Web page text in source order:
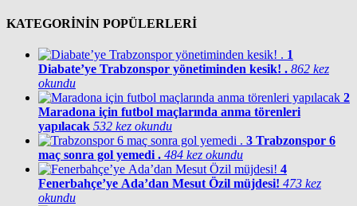
KATEGORİNİN POPÜLERLERİ
1
Diabate’ye Trabzonspor yönetiminden kesik! . 862 kez
okundu
2
Maradona için futbol maçlarında anma törenleri
yapılacak 532 kez okundu
3 Trabzonspor 6
maç sonra gol yemedi . 484 kez okundu
4
Fenerbahçe’ye Ada’dan Mesut Özil müjdesi! 473 kez
okundu